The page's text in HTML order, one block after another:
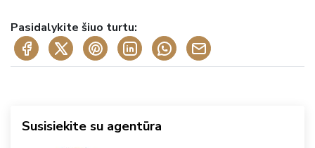
Pasidalykite šiuo turtu:
Susisiekite su agentūra